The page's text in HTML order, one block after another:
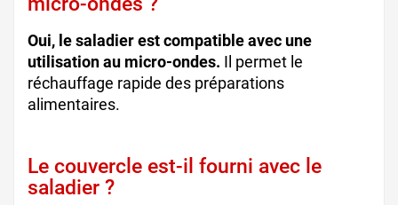
Oui, le saladier est compatible avec une
utilisation au micro-ondes. Il permet le
réchauffage rapide des préparations
alimentaires.
Le couvercle est-il fourni avec le
saladier ?